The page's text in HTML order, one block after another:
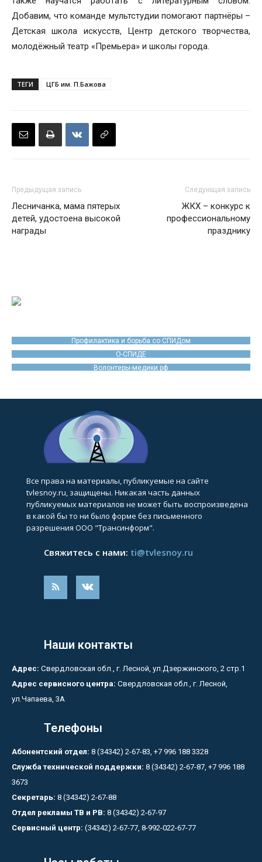
Добавим, что команде мультстудии помогают партнёры –
Детская школа искусств, Центр детского творчества,
молодёжный театр «Премьера» и школы города.
ТЕГИ ЦГБ им. П.Бажова
Предыдущая запись
Лесничанка, мама пятерых
детей, удостоена высокой
награды
Следующая запись
ЖКХ – конкурс к
профессиональному
празднику
Профилактика и борьба со СПИДом
О-СПИДЕ
Волонтеры-медики.рф
Все права на материалы, публикуемые на сайте
tvlesnoy.ru, защищены. Никакая часть данных
публикуемых материалов не может быть воспроизведена
в какой бы то ни было форме без письменного
разрешения ООО "Трансинформ".
Свяжитесь с нами: ti@tvlesnoy.ru
Наши контакты
Адрес: Свердловская обл., г. Лесной, ул.Дзержинского, 2 стр.1
Адрес сервисного центра: Свердловская обл., г. Лесной,
ул.Чапаева, 3А
Телефоны
Абонентский отдел: 8 (34342) 2-67-83, +7 996 188 3328
Служба технической поддержки: 8 (34342) 2-67-87, +7 996 188
3673
Секретарь: 8 (34342) 2-67-88
Отдел рекламы ТВ и РВ: 8 (34342) 2-67-97
Сервисный центр: (34342) 2-67-77, 8-992-022-67-77